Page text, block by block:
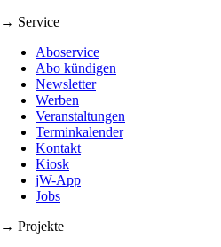
→ Service
Aboservice
Abo kündigen
Newsletter
Werben
Veranstaltungen
Terminkalender
Kontakt
Kiosk
jW-App
Jobs
→ Projekte